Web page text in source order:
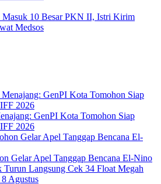
Masuk 10 Besar PKN II, Istri Kirim
Medsos
​GenPI Kota Tomohon Siap
2026
Gelar Apel Tanggap Bencana El-Nino